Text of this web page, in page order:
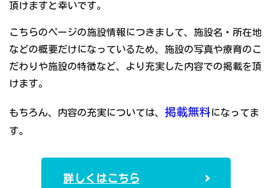
頂けますと幸いです。
こちらのページの施設情報につきまして、施設名・所在地
などの概要だけになっているため、施設の写真や療育のこ
だわりや施設の特徴など、より充実した内容での掲載を頂
けます。
もちろん、内容の充実については、 掲載無料になってま
す。
詳しくはこちら